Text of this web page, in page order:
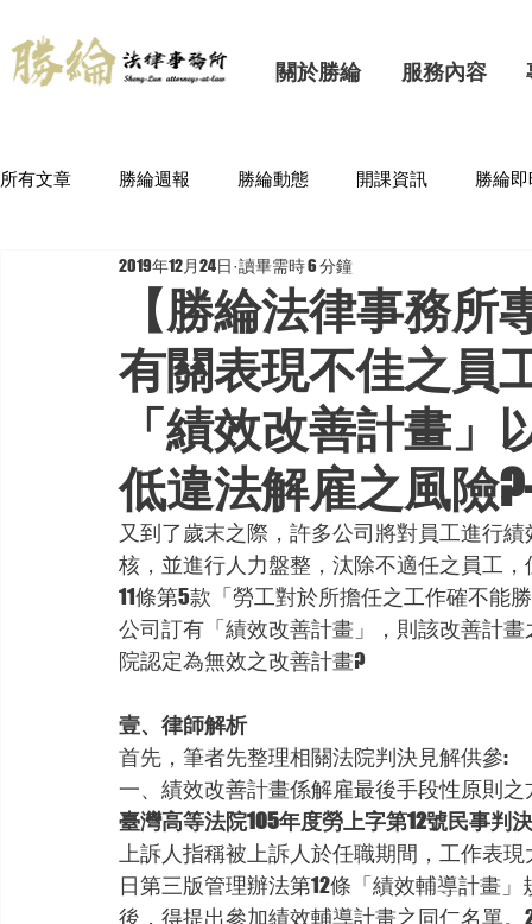
關於勝綸 服務內容
所有文章 勝綸週報 勝綸動態 開課資訊 勝綸
【勝綸法律事務
有關表現不佳之員
「績效改善計畫
低違法解雇之風險
2019年12月24日 讀畢需時 6 分鐘
又到了歲末之際，許多公司將對員工進行
核，並進行人力盤整，汰除不適任之員工
11條第5款「勞工對於所擔任之工作確不能
公司訂有「績效改善計畫」，則該改善計
院認定為無效之改善計畫?
壹、律師解析
首先，筆者先整理相關法院判決見解供參:
一、績效改善計畫係解雇最後手段性原則之
臺灣高等法院105年度勞上字第12號民事判決
上訴人指稱被上訴人於任職期間，工作表
日第三版管理辦法第12條「績效輔導計畫
後，得提出參加績效輔導計畫之同仁名單